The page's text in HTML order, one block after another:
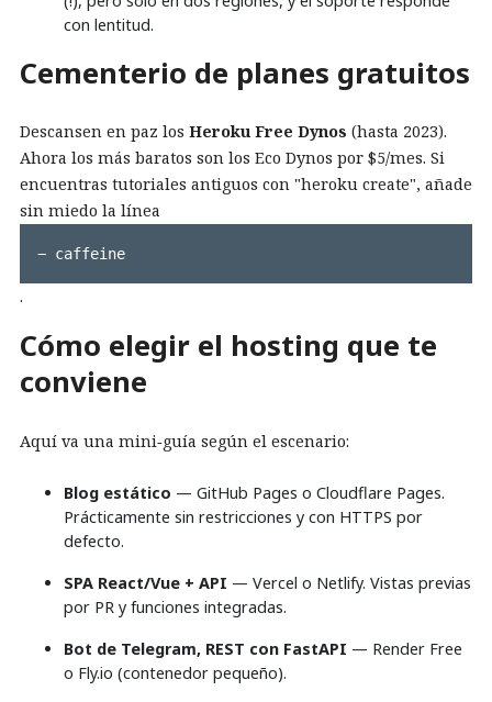
con lentitud.
Cementerio de planes gratuitos
Descansen en paz los Heroku Free Dynos (hasta 2023).
Ahora los más baratos son los Eco Dynos por $5/mes. Si
encuentras tutoriales antiguos con "heroku create", añade
sin miedo la línea
− caffeine
.
Cómo elegir el hosting que te
conviene
Aquí va una mini‑guía según el escenario:
Blog estático — GitHub Pages o Cloudflare Pages.
Prácticamente sin restricciones y con HTTPS por
defecto.
SPA React/Vue + API — Vercel o Netlify. Vistas previas
por PR y funciones integradas.
Bot de Telegram, REST con FastAPI — Render Free
o Fly.io (contenedor pequeño).